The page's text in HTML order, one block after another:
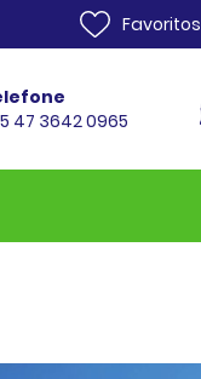
Favoritos
47 3642 0965